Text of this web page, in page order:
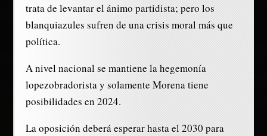
trata de levantar el ánimo partidista; pero los
blanquiazules sufren de una crisis moral más que
política.
A nivel nacional se mantiene la hegemonía
lopezobradorista y solamente Morena tiene
posibilidades en 2024.
La oposición deberá esperar hasta el 2030 para